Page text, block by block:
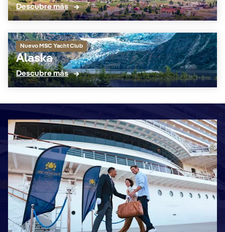
Descubre más
Nuevo MSC Yacht Club
Alaska
Descubre más